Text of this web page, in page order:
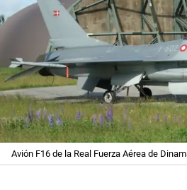
Avión F16 de la Real Fuerza Aérea de